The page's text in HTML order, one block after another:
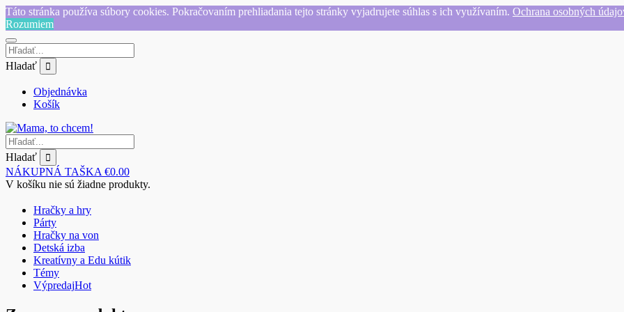
Táto stránka používa súbory cookies. Pokračovaním prehliadania tejto stránky vyjadrujete súhlas s ich využívaním. Ochrana osobných
Rozumiem
Hladať
Objednávka
Košík
Hladať
NÁKUPNÁ TAŠKA €0.00
V košíku nie sú žiadne produkty.
Hračky a hry
Párty
Hračky na von
Detská izba
Kreatívny a Edu kútik
Témy
VýpredajHot